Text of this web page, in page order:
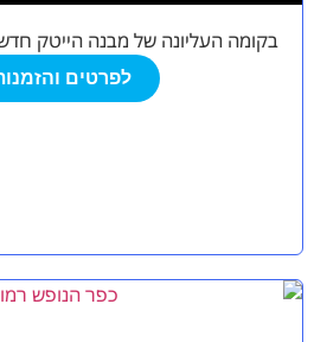
בקומה העליונה של מבנה הייטק
לפרטים